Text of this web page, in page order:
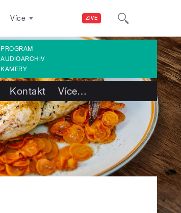
ŽIVĚ
Více
PROGRAM
AUDIOARCHIV
KAMERY
Kontakt Více…